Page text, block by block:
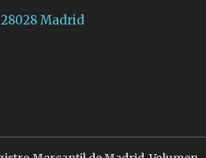
28028 Madrid